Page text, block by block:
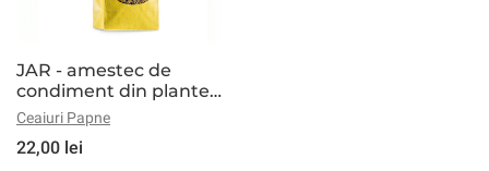
JAR - amestec de
condiment din plante
naturale
Ceaiuri Papne
22,00 lei